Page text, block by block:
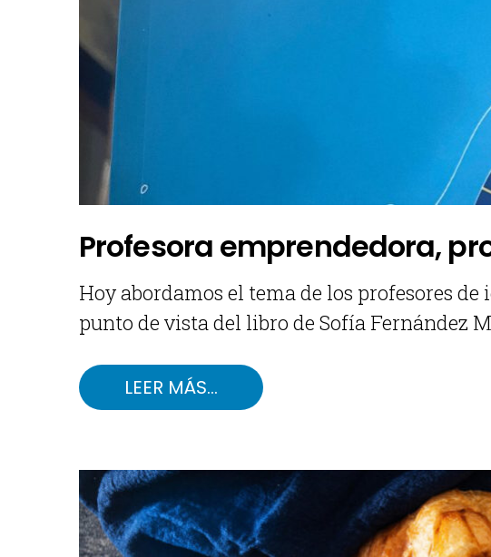
Profesora emprendedora,
Hoy abordamos el tema de los profesores
punto de vista del libro de Sofía Fernández
LEER MÁS…